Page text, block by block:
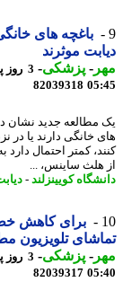
باغچه های خانگی
موثرند
-پزشکی-
82039318
جدید نشان داده
خانگی دارند یا در
ساینس، ...
کویینزلند-دیابت نوع
برای کاهش خطر
تلویزیون
-پزشکی-
82039317